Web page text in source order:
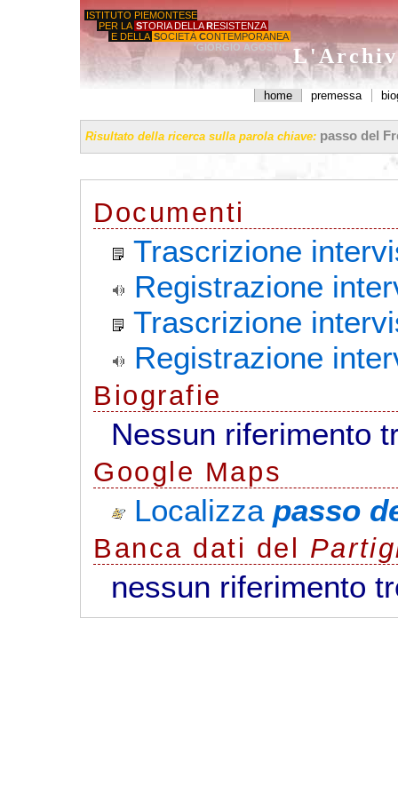
ISTITUTO PIEMONTESE
PER LA STORIA DELLA RESISTENZA
E DELLA SOCIETÀ CONTEMPORANEA
'GIORGIO AGOSTI'
home premessa
Risultato della ricerca sulla parola chiave: passo del
Documenti
Trascrizione
Registrazione
Trascrizione
Registrazione
Biografie
Nessun riferimento
Goog e Maps
Localizza passo
Banca dati del
nessun riferimento